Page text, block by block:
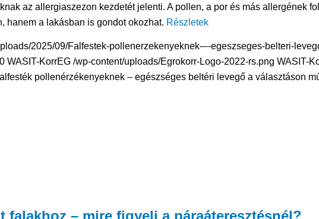
az allergiaszezon kezdetét jelenti. A pollen, a por és más allergének
hanem a lakásban is gondot okozhat. Részletek
2025/09/Falfestek-pollenerzekenyeknek-–-egeszseges-belteri-
WASIT-KorrEG /wp-content/uploads/Egrokorr-Logo-2022-rs.png WASIT-
pollenérzékenyeknek – egészséges beltéri levegő a választáson
falakhoz – mire figyelj a páraáteresztésnél?